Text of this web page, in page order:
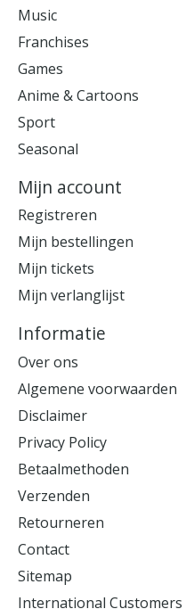
Music
Franchises
Games
Anime & Cartoons
Sport
Seasonal
Mijn account
Registreren
Mijn bestellingen
Mijn tickets
Mijn verlanglijst
Informatie
Over ons
Algemene voorwaarden
Disclaimer
Privacy Policy
Betaalmethoden
Verzenden
Retourneren
Contact
Sitemap
International Customers